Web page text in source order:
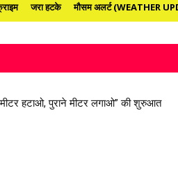
जरा हटके मौसम अलर्ट (WEATHER
सिंह देव से मिले सांसद विजय बघेल